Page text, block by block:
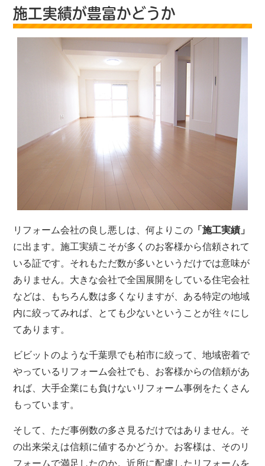
施工実績が豊富かどうか
リフォーム会社の良し悪しは、何よりこの 「施工実績」
に出ます。施工実績こそが多くのお客様から信頼されて
いる証です。それもただ数が多いというだけでは意味が
ありません。大きな会社で全国展開をしている住宅会社
などは、もちろん数は多くなりますが、ある特定の地域
内に絞ってみれば、とても少ないということが往々にし
てあります。
ビビットのような千葉県でも柏市に絞って、地域密着で
やっているリフォーム会社でも、お客様からの信頼があ
れば、大手企業にも負けないリフォーム事例をたくさん
もっています。
そして、ただ事例数の多さ見るだけではありません。そ
の出来栄えは信頼に値するかどうか。お客様は、そのリ
フォームで満足したのか。近所に配慮したリフォームを